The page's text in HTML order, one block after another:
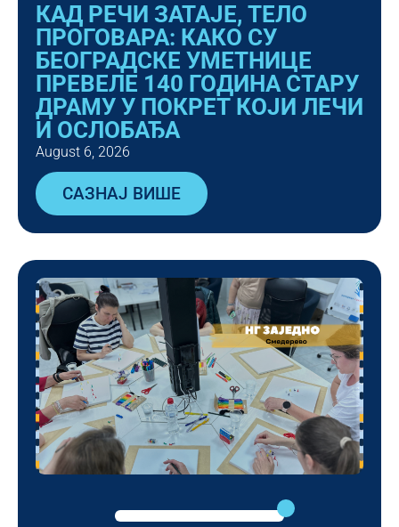
КАД РЕЧИ ЗАТАЈЕ, ТЕЛО
ПРОГОВАРА: КАКО СУ
БЕОГРАДСКЕ УМЕТНИЦЕ
ПРЕВЕЛЕ 140 ГОДИНА СТАРУ
ДРАМУ У ПОКРЕТ КОЈИ ЛЕЧИ
И ОСЛОБАЂА
August 6, 2026
САЗНАЈ ВИШЕ